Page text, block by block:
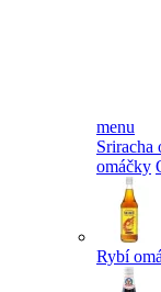
menu
Sriracha
omáčky
Rybí